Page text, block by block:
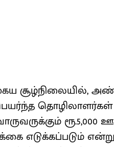
சூழ்​நிலை​யில்,
தொழிலா​ளர்​கள்
எடுக்​கப்​படும்